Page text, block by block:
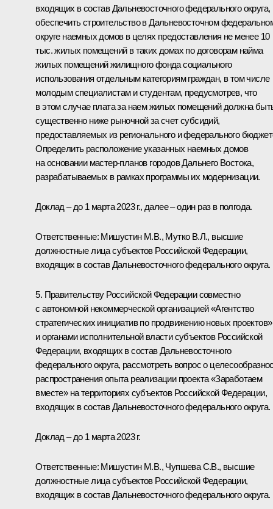
входящих в состав Дальневосточного федерального округа,
обеспечить строительство в Дальневосточном
округе наемных домов в целях предоставления не менее 10
тыс. жилых помещений в таких домах по договорам найма
жилых помещений жилищного фонда социального
использования отдельным категориям граждан, в том числе
молодым специалистам и студентам, предусмотрев, что
в этом случае плата за наем жилых помещений должна
существенно ниже рыночной за счет субсидий,
предоставляемых из регионального и федерального
Определить расположение указанных наемных домов
на основании мастер-планов городов Дальнего Востока,
разрабатываемых в рамках программы их модернизации.
Доклад – до 1 марта 2023 г., далее – один раз в полгода.
Ответственные: Мишустин М.В., Мутко В.Л., высшие
должностные лица субъектов Российской Федерации,
входящих в состав Дальневосточного федерального округа.
5. Правительству Российской Федерации совместно
с автономной некоммерческой организацией «Агентство
стратегических инициатив по продвижению новых проектов»
и органами исполнительной власти субъектов Российской
Федерации, входящих в состав Дальневосточного
федерального округа, рассмотреть вопрос о
распространения опыта реализации проекта «Заработаем
вместе» на территориях субъектов Российской Федерации,
входящих в состав Дальневосточного федерального округа.
Доклад – до 1 марта 2023 г.
Ответственные: Мишустин М.В., Чупшева С.В., высшие
должностные лица субъектов Российской Федерации,
входящих в состав Дальневосточного федерального округа.